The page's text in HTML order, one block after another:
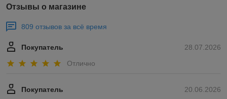
Отзывы о магазине
809 отзывов за всё время
28.07.2026
Покупатель
Отлично
20.06.2026
Покупатель